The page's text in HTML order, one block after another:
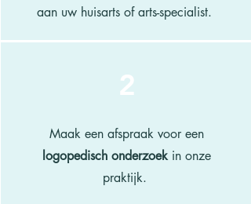
aan uw huisarts of arts-specialist.
2
Maak een afspraak voor een
logopedisch onderzoekin onze
praktijk.